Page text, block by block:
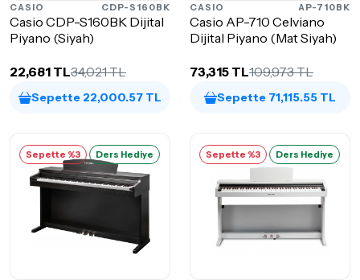
CASIO CDP-S160BK
Casio CDP-S160BK Dijital
Piyano (Siyah)
22,681 TL34,021 TL
Sepette 22,000.57 TL
CASIO AP-710BK
Casio AP-710 Celviano
Dijital Piyano (Mat Siyah)
73,315 TL109,973 TL
Sepette 71,115.55 TL
Sepette %3 Ders Hediye Sepette %3 Ders Hediye